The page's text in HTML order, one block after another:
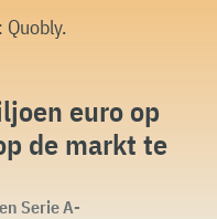
Quobly.
euro op
de markt te
Serie A-